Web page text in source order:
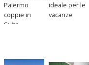
Palermo
coppie in
Suite
ideale per le
vacanze